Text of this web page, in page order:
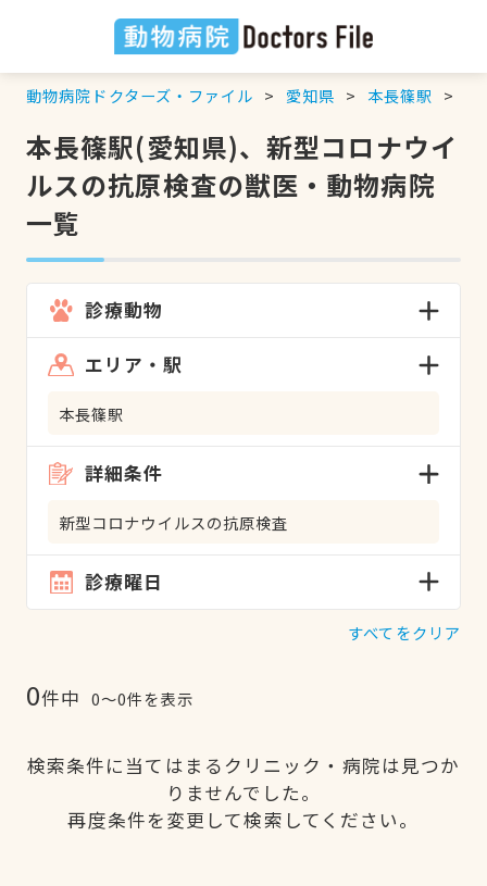
動物病院ドクターズ・ファイル 愛知県 本長篠駅
本長篠駅(愛知県)、新型コロナウイ
ルスの抗原検査の獣医・動物病院
一覧
診療動物
エリア・駅
本長篠駅
詳細条件
新型コロナウイルスの抗原検査
診療曜日
すべてをクリア
0件中 0〜0件を表示
検索条件に当てはまるクリニック・病院は見つか
りませんでした。
再度条件を変更して検索してください。